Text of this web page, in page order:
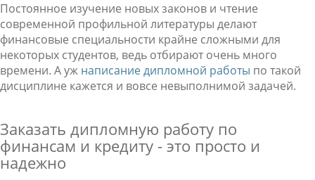
Постоянное изучение новых законов и чтение
современной профильной литературы делают
финансовые специальности крайне сложными для
некоторых студентов, ведь отбирают очень много
времени. А уж написание дипломной работы по такой
дисциплине кажется и вовсе невыполнимой задачей.
Заказать дипломную работу по
финансам и кредиту - это просто и
надежно